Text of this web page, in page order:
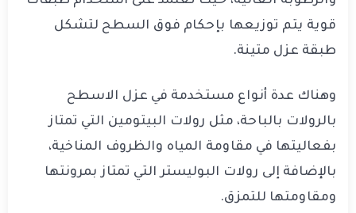
قوية يتم توزيعها بإحكام فوق السطح لتشكل
طبقة عزل متينة.
وهناك عدة أنواع مستخدمة في عزل الاسطح
بالرولات بالباحة، مثل رولات البيتومين التي تمتاز
بفعاليتها في مقاومة المياه والظروف المناخية،
بالإضافة إلى رولات البوليستر التي تمتاز بمرونتها
ومقاومتها للتمزق.